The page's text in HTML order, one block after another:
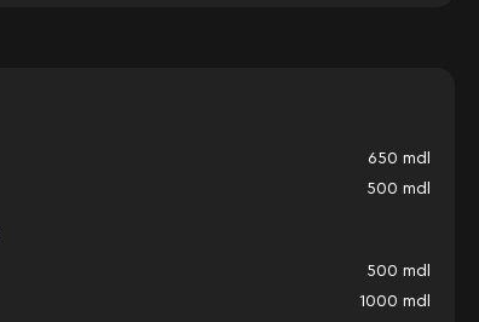
650 mdl
500 mdl
500 mdl
1000 mdl